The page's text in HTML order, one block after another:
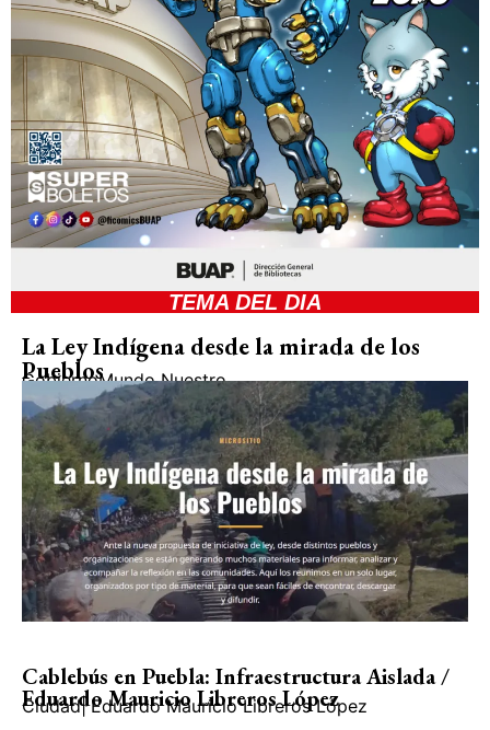
TEMA DEL DIA
La Ley Indígena desde la mirada de los
Pueblos
GobiernoMundo Nuestro
Cablebús en Puebla: Infraestructura Aislada /
Eduardo Mauricio Libreros López
Ciudad| Eduardo Mauricio Libreros López